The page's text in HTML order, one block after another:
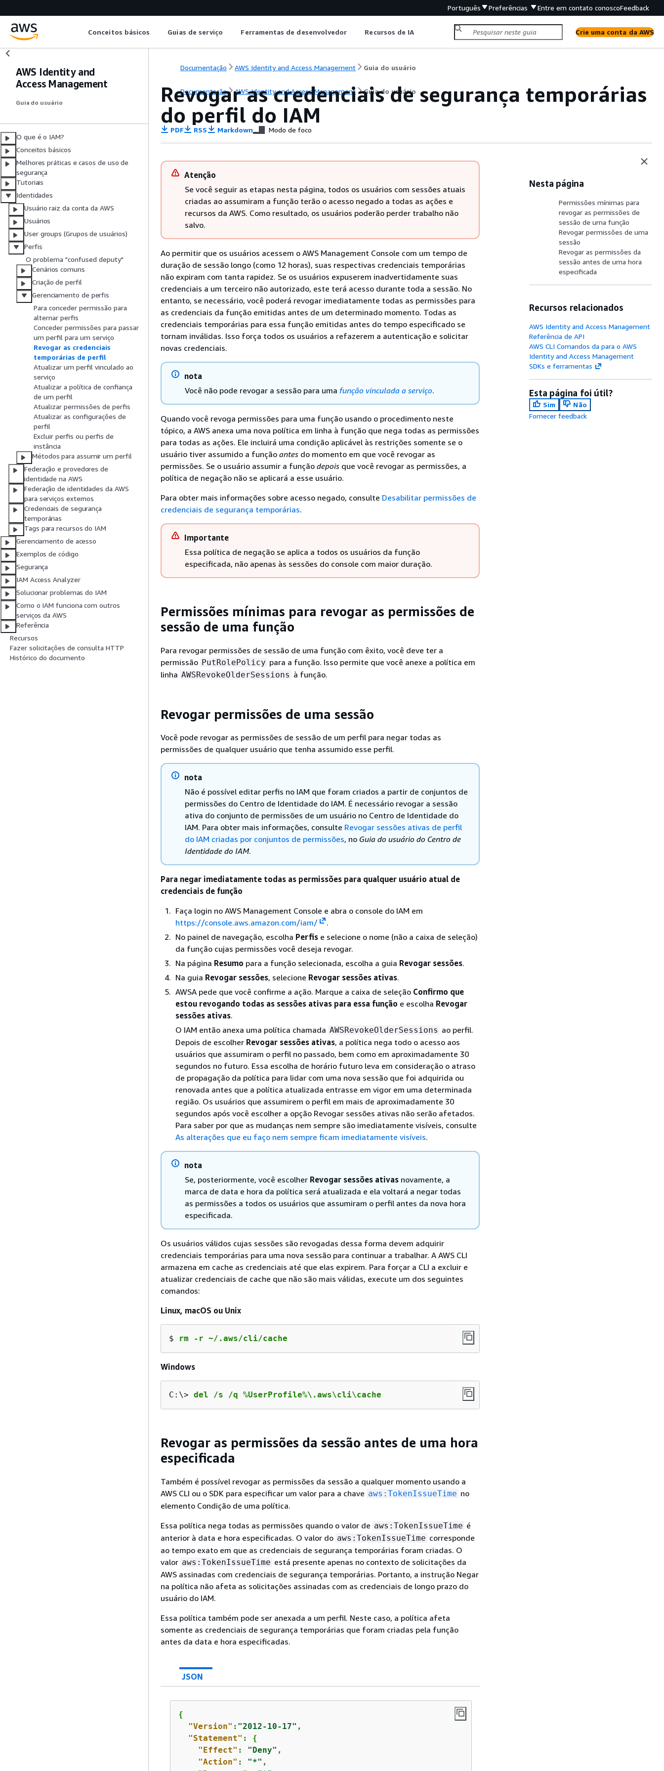
Português Preferências Entre em contato conoscoFeedback
Conceitos básicos Guias de serviço Ferramentas de desenvolvedor Recursos de IA Crie uma conta da AWS
AWS Identity and
Access Management
Guia do usuário
O que é o IAM?
Conceitos básicos
Melhores práticas e casos de uso de
segurança
Tutoriais
Identidades
Usuário raiz da conta da AWS
Usuários
User groups (Grupos de usuários)
Perfis
O problema "confused deputy"
Cenários comuns
Criação de perfil
Gerenciamento de perfis
Para conceder permissão para
alternar perfis
Conceder permissões para passar
um perfil para um serviço
Revogar as credenciais
temporárias de perfil
Atualizar um perfil vinculado ao
serviço
Atualizar a política de confiança
de um perfil
Atualizar permissões de perfis
Atualizar as configurações de
perfil
Excluir perfis ou perfis de
instância
Métodos para assumir um perfil
Federação e provedores de
identidade na AWS
Federação de identidades da AWS
para serviços externos
Credenciais de segurança
temporárias
Tags para recursos do IAM
Gerenciamento de acesso
Exemplos de código
Segurança
IAM Access Analyzer
Solucionar problemas do IAM
Como o IAM funciona com outros
serviços da AWS
Referência
Recursos
Fazer solicitações de consulta HTTP
Histórico do documento
Documentação AWS Identity and Access Management Guia do usuário
Documentação AWS Identity and Access Management Guia do usuário
Revogar as credenciais de segurança temporárias
do perfil do IAM
PDF RSS Markdown Modo de foco
Atenção
Se você seguir as etapas nesta página, todos os usuários com sessões atuais
criadas ao assumiram a função terão o acesso negado a todas as ações e
recursos da AWS. Como resultado, os usuários poderão perder trabalho não
salvo.
Ao permitir que os usuários acessem o AWS Management Console com um tempo de
duração de sessão longo (como 12 horas), suas respectivas credenciais temporárias
não expiram com tanta rapidez. Se os usuários expuserem inadvertidamente suas
credenciais a um terceiro não autorizado, este terá acesso durante toda a sessão. No
entanto, se necessário, você poderá revogar imediatamente todas as permissões para
as credenciais da função emitidas antes de um determinado momento. Todas as
credenciais temporárias para essa função emitidas antes do tempo especificado se
tornam inválidas. Isso força todos os usuários a refazerem a autenticação e solicitar
novas credenciais.
nota
Você não pode revogar a sessão para uma função vinculada a serviço.
Quando você revoga permissões para uma função usando o procedimento neste
tópico, a AWS anexa uma nova política em linha à função que nega todas as permissões
para todas as ações. Ele incluirá uma condição aplicável às restrições somente se o
usuário tiver assumido a função antes do momento em que você revogar as
permissões. Se o usuário assumir a função depois que você revogar as permissões, a
política de negação não se aplicará a esse usuário.
Para obter mais informações sobre acesso negado, consulte Desabilitar permissões de
credenciais de segurança temporárias.
Importante
Essa política de negação se aplica a todos os usuários da função
especificada, não apenas às sessões do console com maior duração.
Permissões mínimas para revogar as permissões de
sessão de uma função
Para revogar permissões de sessão de uma função com êxito, você deve ter a
permissão PutRolePolicy para a função. Isso permite que você anexe a política em
linha AWSRevokeOlderSessions à função.
Revogar permissões de uma sessão
Você pode revogar as permissões de sessão de um perfil para negar todas as
permissões de qualquer usuário que tenha assumido esse perfil.
nota
Não é possível editar perfis no IAM que foram criados a partir de conjuntos de
permissões do Centro de Identidade do IAM. É necessário revogar a sessão
ativa do conjunto de permissões de um usuário no Centro de Identidade do
IAM. Para obter mais informações, consulte Revogar sessões ativas de perfil
do IAM criadas por conjuntos de permissões, no Guia do usuário do Centro de
Identidade do IAM.
Para negar imediatamente todas as permissões para qualquer usuário atual de
credenciais de função
Faça login no AWS Management Console e abra o console do IAM em
https://console.aws.amazon.com/iam/
.
No painel de navegação, escolha Perfis e selecione o nome (não a caixa de seleção)
da função cujas permissões você deseja revogar.
Na página Resumo para a função selecionada, escolha a guia Revogar sessões.
Na guia Revogar sessões, selecione Revogar sessões ativas.
AWSA pede que você confirme a ação. Marque a caixa de seleção Confirmo que
estou revogando todas as sessões ativas para essa função e escolha Revogar
sessões ativas.
O IAM então anexa uma política chamada AWSRevokeOlderSessions ao perfil.
Depois de escolher Revogar sessões ativas, a política nega todo o acesso aos
usuários que assumiram o perfil no passado, bem como em aproximadamente 30
segundos no futuro. Essa escolha de horário futuro leva em consideração o atraso
de propagação da política para lidar com uma nova sessão que foi adquirida ou
renovada antes que a política atualizada entrasse em vigor em uma determinada
região. Os usuários que assumirem o perfil em mais de aproximadamente 30
segundos após você escolher a opção Revogar sessões ativas não serão afetados.
Para saber por que as mudanças nem sempre são imediatamente visíveis, consulte
As alterações que eu faço nem sempre ficam imediatamente visíveis.
nota
Se, posteriormente, você escolher Revogar sessões ativas novamente, a
marca de data e hora da política será atualizada e ela voltará a negar todas
as permissões a todos os usuários que assumiram o perfil antes da nova hora
especificada.
Os usuários válidos cujas sessões são revogadas dessa forma devem adquirir
credenciais temporárias para uma nova sessão para continuar a trabalhar. A AWS CLI
armazena em cache as credenciais até que elas expirem. Para forçar a CLI a excluir e
atualizar credenciais de cache que não são mais válidas, execute um dos seguintes
comandos:
Linux, macOS ou Unix
$ rm -r ~/.aws/cli/cache
Windows
C:\> del /s /q %UserProfile%\.aws\cli\cache
Revogar as permissões da sessão antes de uma hora
especificada
Também é possível revogar as permissões da sessão a qualquer momento usando a
AWS CLI ou o SDK para especificar um valor para a chave aws:TokenIssueTime no
elemento Condição de uma política.
Essa política nega todas as permissões quando o valor de aws:TokenIssueTime é
anterior à data e hora especificadas. O valor do aws:TokenIssueTime corresponde
ao tempo exato em que as credenciais de segurança temporárias foram criadas. O
valor aws:TokenIssueTime está presente apenas no contexto de solicitações da
AWS assinadas com credenciais de segurança temporárias. Portanto, a instrução Negar
na política não afeta as solicitações assinadas com as credenciais de longo prazo do
usuário do IAM.
Essa política também pode ser anexada a um perfil. Neste caso, a política afeta
somente as credenciais de segurança temporárias que foram criadas pela função
antes da data e hora especificadas.
JSON
{
"Version" : "2012-10-17" ,
"Statement" : {
"Effect" : "Deny" ,
"Action" : "*" ,
Nesta página
Permissões mínimas para
revogar as permissões de
sessão de uma função
Revogar permissões de uma
sessão
Revogar as permissões da
sessão antes de uma hora
especificada
Recursos relacionados
AWS Identity and Access Management
Referência de API
AWS CLI Comandos da para o AWS
Identity and Access Management
SDKs e ferramentas
Esta página foi útil?
Sim
Não
Fornecer feedback